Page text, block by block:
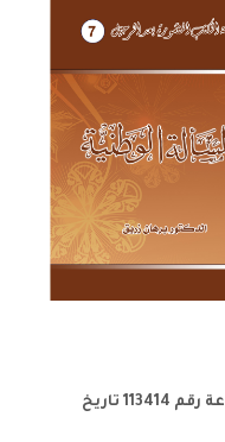
موافقة وزارة الاعلام السورية على الطباعة رقم 113414 تاريخ